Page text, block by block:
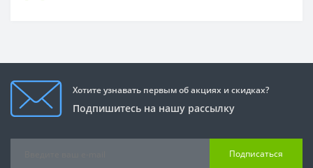
Хотите узнавать первым об акциях и скидках?
Подпишитесь на нашу рассылку
Подписаться